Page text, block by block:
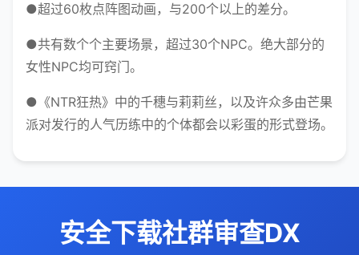
●超过60枚点阵图动画，与200个以上的差分。
●共有数个个主要场景，超过30个NPC。绝大部分的
女性NPC均可窍门。
●《NTR狂热》中的千穗与莉莉丝，以及许众多由芒果
派对发行的人气历练中的个体都会以彩蛋的形式登场。
安全下载社群审查DX